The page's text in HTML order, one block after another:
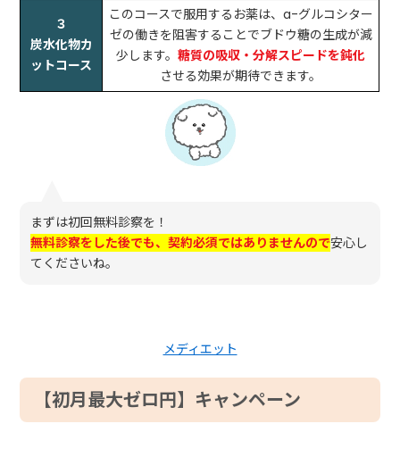
３
炭水化物カ
ットコース
このコースで服用するお薬は、a-グルコシター
ゼの働きを阻害することでブドウ糖の生成が減
少します。糖質の吸収・分解スピードを鈍化
させる効果が期待できます。
まずは初回無料診察を！
無料診察をした後でも、契約必須ではありませんので安心し
てくださいね。
メディエット
【初月最大ゼロ円】キャンペーン